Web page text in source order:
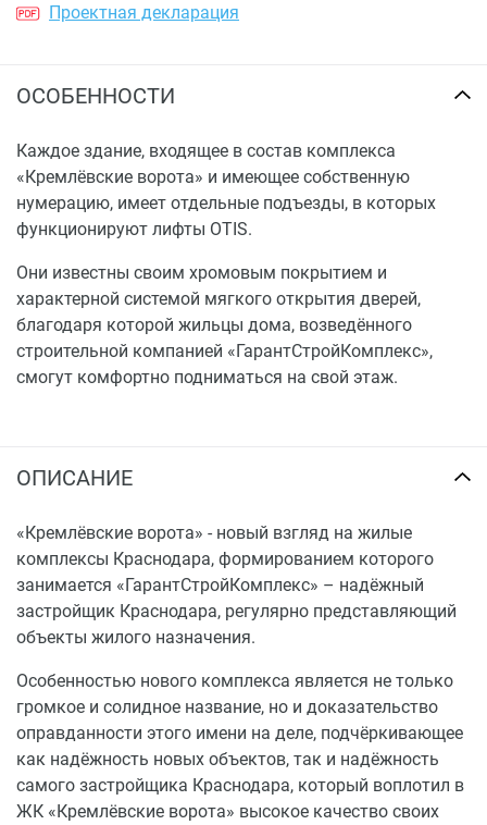
Проектная декларация
ОСОБЕННОСТИ
Каждое здание, входящее в состав комплекса
«Кремлёвские ворота» и имеющее собственную
нумерацию, имеет отдельные подъезды, в которых
функционируют лифты OTIS.
Они известны своим хромовым покрытием и
характерной системой мягкого открытия дверей,
благодаря которой жильцы дома, возведённого
строительной компанией «ГарантСтройКомплекс»,
смогут комфортно подниматься на свой этаж.
ОПИСАНИЕ
«Кремлёвские ворота» - новый взгляд на жилые
комплексы Краснодара, формированием которого
занимается «ГарантСтройКомплекс» – надёжный
застройщик Краснодара, регулярно представляющий
объекты жилого назначения.
Особенностью нового комплекса является не только
громкое и солидное название, но и доказательство
оправданности этого имени на деле, подчёркивающее
как надёжность новых объектов, так и надёжность
самого застройщика Краснодара, который воплотил в
ЖК «Кремлёвские ворота» высокое качество своих